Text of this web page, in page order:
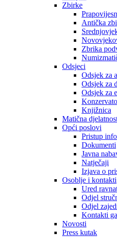
Zbirke
Antička
Zbrika
Odsjeci
Odsjek za
Odsjek za
Odsjek za
Knjižnica
Matična
Opći poslovi
Pristup
Dokumenti
Javna
Natječaji
Izjava o
Osoblje i kontakti
Ured
Odjel
Odjel
Kontakti
Novosti
Press kutak